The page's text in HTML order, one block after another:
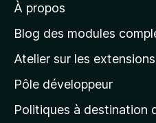
à
l
p
a
g
À propos
Blog des modules
Atelier sur les extensions
Pôle développeur
Politiques à destination